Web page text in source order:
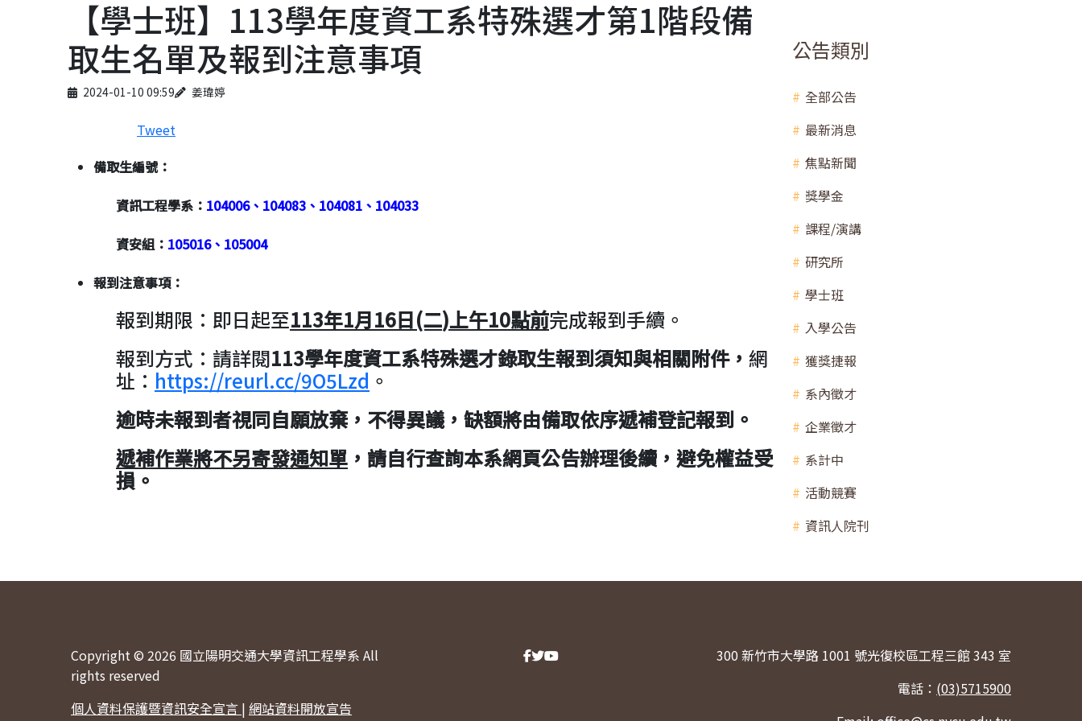
【學士班】113學年度資工系特殊選才第1階段備
取生名單及報到注意事項
Published on
2024-01-10 09:59
Author 姜瑋婷
Tweet
備取生編號：
資訊工程學系： 104006、104083、104081、104033
資安組： 105016、105004
報到注意事項：
報到期限：即日起至113年1月16日(二)上午10點前完成報到手續。
報到方式：請詳閱113學年度資工系特殊選才錄取生報到須知與相關附件， 網
址： https://reurl.cc/9O5Lzd 。
逾時未報到者視同自願放棄，不得異議，缺額將由備取依序遞補登記報到。
遞補作業將不另寄發通知單 ，請自行查詢本系網頁公告辦理後續，避免權益受
損。
公告類別
全部公告
最新消息
焦點新聞
獎學金
課程/演講
研究所
學士班
入學公告
獲獎捷報
系內徵才
企業徵才
系計中
活動競賽
資訊人院刊
Copyright © 2026 國立陽明交通大學資訊工程學系 All
rights reserved
個人資料保護暨資訊安全宣言 | 網站資料開放宣告
300 新竹市大學路 1001 號光復校區工程三館 343 室
電話： (03)5715900